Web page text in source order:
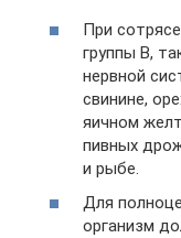
При
группы В,
нервной
свинине,
яичном
пивных
и рыбе.
Для
организм